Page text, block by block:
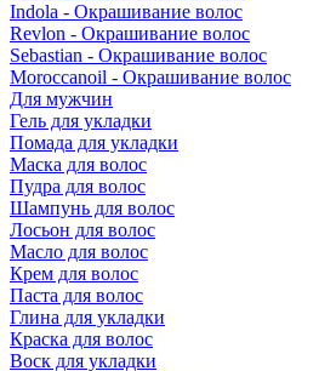
Indola - Окрашивание волос
Revlon - Окрашивание волос
Sebastian - Окрашивание волос
Moroccanoil - Окрашивание волос
Для мужчин
Гель для укладки
Помада для укладки
Маска для волос
Пудра для волос
Шампунь для волос
Лосьон для волос
Масло для волос
Крем для волос
Паста для волос
Глина для укладки
Краска для волос
Воск для укладки